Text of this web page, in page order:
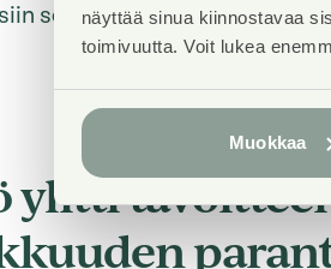
näyttää sinua kiinnostavaa
toimivuutta. Voit lukea
Muokkaa
sopimuksiin.
ylitti